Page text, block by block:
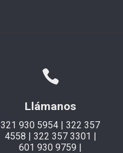
Llámanos
321 930 5954 | 322 357
4558 | 322 357 3301 |
601 930 9759 |